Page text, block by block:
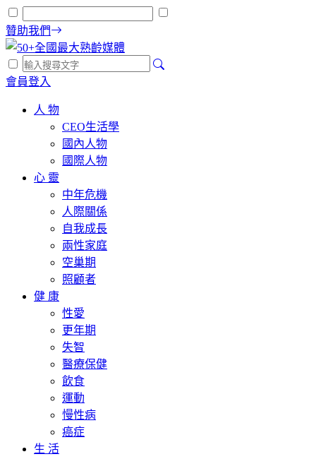
贊助我們
會員登入
人 物
CEO生活學
國內人物
國際人物
心 靈
中年危機
人際關係
自我成長
兩性家庭
空巢期
照顧者
健 康
性愛
更年期
失智
醫療保健
飲食
運動
慢性病
癌症
生 活